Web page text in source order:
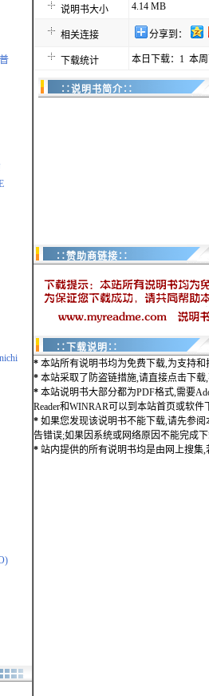
说明书大小 4.14 MB
相关连接 分享到：
下载统计 本日下载：1 本
∷说明书简介∷
∷赞助商链接∷
∷下载说明∷
* 本站所有说明书均为免费下载,为支持
* 本站采取了防盗链措施,请直接点击下
* 本站说明书大部分都为PDF格式,需要
Reader和WINRAR可以到本站首页或软件
* 如果您发现该说明书不能下载,请先参阅
告错误;如果因系统或网络原因不能完成
* 站内提供的所有说明书均是由网上搜集